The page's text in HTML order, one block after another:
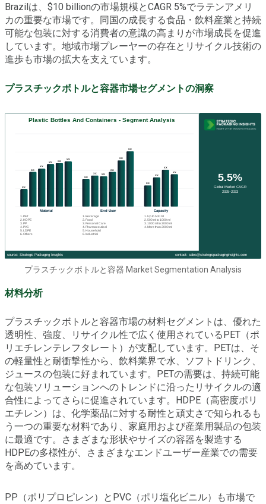
Brazilは、$10 billionの市場規模とCAGR 5%でラテンアメリ
カの重要な市場です。同国の成長する食品・飲料産業と持続
可能な包装に対する消費者の意識の高まりが市場成長を促進
しています。地域市場プレーヤーの存在とリサイクル技術の
進歩も市場の拡大を支えています。
プラスチックボトルと容器市場セグメントの洞察
プラスチックボトルと容器 Market Segmentation Analysis
材料分析
プラスチックボトルと容器市場の材料セグメントは、優れた
透明性、強度、リサイクル性で広く使用されているPET（ポ
リエチレンテレフタレート）が支配しています。PETは、そ
の軽量性と耐衝撃性から、飲料業界で水、ソフトドリンク、
ジュースの包装に好まれています。PETの需要は、持続可能
な包装ソリューションへのトレンドに沿ったリサイクルの適
合性によってさらに促進されています。HDPE（高密度ポリ
エチレン）は、化学薬品に対する耐性と頑丈さで知られるも
う一つの重要な材料であり、家庭用および産業用製品の包装
に最適です。さまざまな形状やサイズの容器を製造する
HDPEの多様性が、さまざまなエンドユーザー産業での需要
を高めています。
PP（ポリプロピレン）とPVC（ポリ塩化ビニル）も市場で